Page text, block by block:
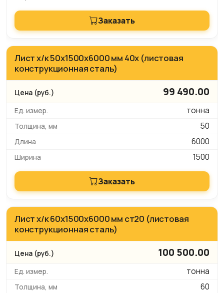
Заказать
Лист х/к 50х1500х6000 мм 40х (листовая
конструкционная сталь)
99 490.00
тонна
50
6000
1500
Заказать
Лист х/к 60х1500х6000 мм ст20 (листовая
конструкционная сталь)
100 500.00
тонна
60